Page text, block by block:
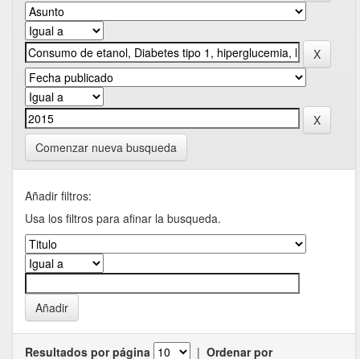
Comenzar nueva busqueda
Añadir filtros:
Usa los filtros para afinar la busqueda.
Resultados por página | Ordenar por